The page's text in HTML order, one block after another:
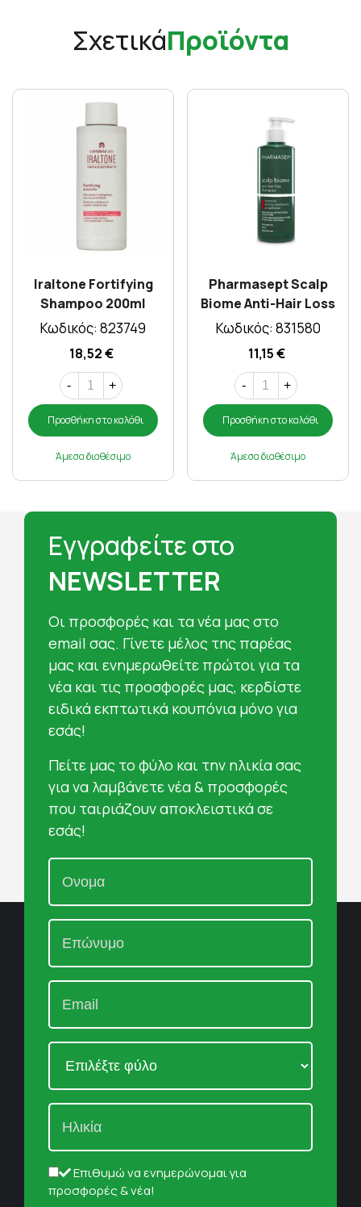
ΣχετικάΠροϊόντα
Iraltone Fortifying
Shampoo 200ml
Κωδικός: 823749
18,52 €
- +
Προσθήκη στο καλάθι
Άμεσα διαθέσιμο
Pharmasept Scalp
Biome Anti-Hair Loss
Shampoo 400ml
Κωδικός: 831580
11,15 €
- +
Προσθήκη στο καλάθι
Άμεσα διαθέσιμο
Εγγραφείτε στο
NEWSLETTER
Oι προσφορές και τα νέα μας στο
email σας. Γίνετε μέλος της παρέας
μας και ενημερωθείτε πρώτοι για τα
νέα και τις προσφορές μας, κερδίστε
ειδικά εκπτωτικά κουπόνια μόνο για
εσάς!
Πείτε μας το φύλο και την ηλικία σας
για να λαμβάνετε νέα & προσφορές
που ταιριάζουν αποκλειστικά σε
εσάς!
Επιθυμώ να ενημερώνομαι για
προσφορές & νέα!